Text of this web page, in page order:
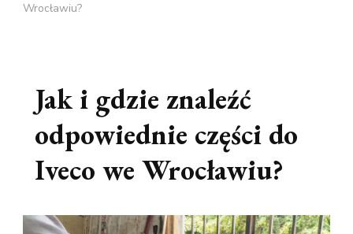
Wrocławiu?
Jak i gdzie znaleźć
odpowiednie części do
Iveco we Wrocławiu?